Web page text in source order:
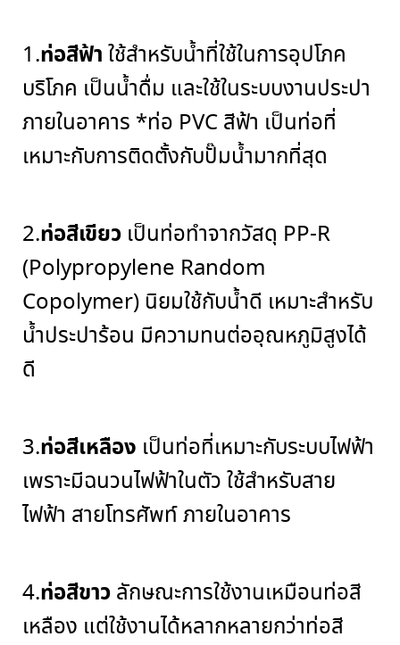
1.ท่อสีฟ้า ใช้สำหรับน้ำที่ใช้ในการอุปโภค
บริโภค เป็นน้ำดื่ม และใช้ในระบบงานประปา
ภายในอาคาร *ท่อ PVC สีฟ้า เป็นท่อที่
เหมาะกับการติดตั้งกับปั๊มน้ำมากที่สุด
2.ท่อสีเขียว เป็นท่อทำจากวัสดุ PP-R
(Polypropylene Random
Copolymer) นิยมใช้กับน้ำดี เหมาะสำหรับ
น้ำประปาร้อน มีความทนต่ออุณหภูมิสูงได้
ดี
3.ท่อสีเหลือง เป็นท่อที่เหมาะกับระบบไฟฟ้า
เพราะมีฉนวนไฟฟ้าในตัว ใช้สำหรับสาย
ไฟฟ้า สายโทรศัพท์ ภายในอาคาร
4.ท่อสีขาว ลักษณะการใช้งานเหมือนท่อสี
เหลือง แต่ใช้งานได้หลากหลายกว่าท่อสี